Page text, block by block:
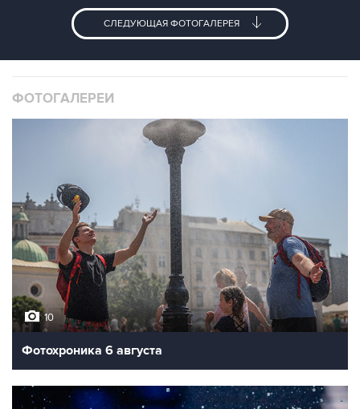
СЛЕДУЮЩАЯ ФОТОГАЛЕРЕЯ
ФОТОГАЛЕРЕИ
10
Фотохроника 6 августа